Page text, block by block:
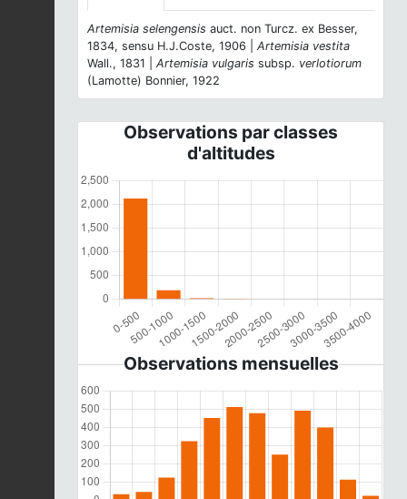
Artemisia selengensis auct. non Turcz. ex Besser,
1834, sensu H.J.Coste, 1906 | Artemisia vestita
Wall., 1831 | Artemisia vulgaris subsp. verlotiorum
(Lamotte) Bonnier, 1922
Observations par classes
d'altitudes
Observations mensuelles